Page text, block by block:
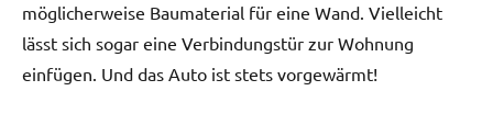
möglicherweise Baumaterial für eine Wand. Vielleicht
lässt sich sogar eine Verbindungstür zur Wohnung
einfügen. Und das Auto ist stets vorgewärmt!